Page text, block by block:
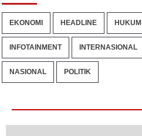
EKONOMI HEADLINE HUKUM
INFOTAINMENT INTERNASIONAL
NASIONAL POLITIK